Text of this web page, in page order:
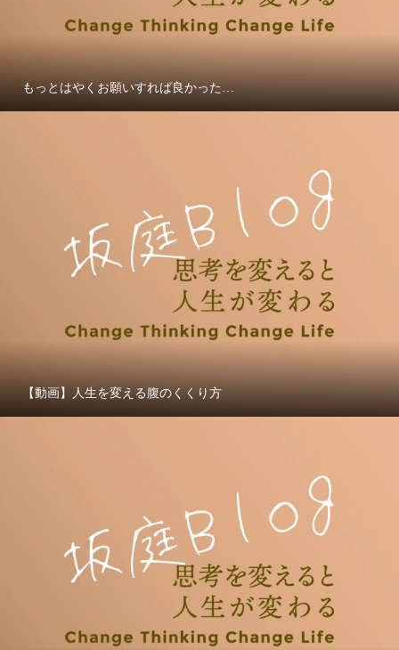
もっとはやくお願いすれば良かった…
【動画】人生を変える腹のくくり方